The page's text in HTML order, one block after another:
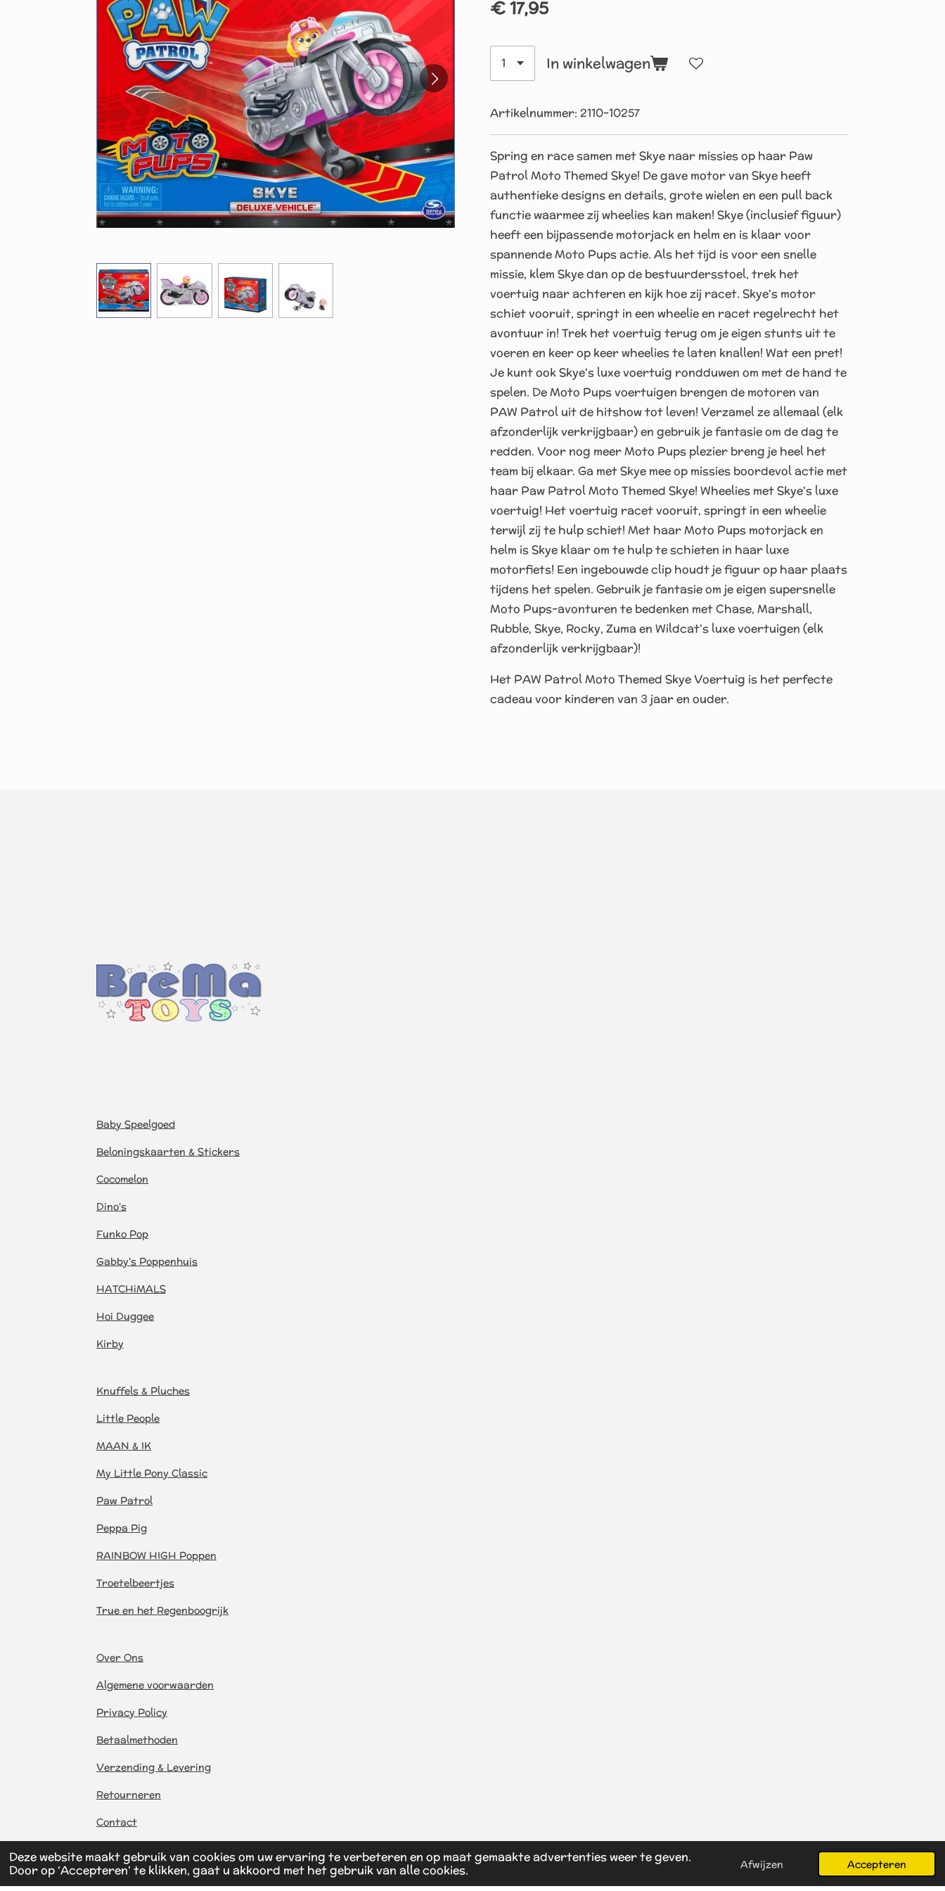
Deze website maakt gebruik van cookies om uw ervaring te verbeteren en op maat gemaakte advertenties weer te geven.
Door op ‘Accepteren’ te klikken, gaat u akkoord met het gebruik van alle cookies.
Afwijzen Accepteren
€ 17,95
In winkelwagen
Artikelnummer: 2110-10257
Spring en race samen met Skye naar missies op haar Paw
Patrol Moto Themed Skye! De gave motor van Skye heeft
authentieke designs en details, grote wielen en een pull back
functie waarmee zij wheelies kan maken! Skye (inclusief figuur)
heeft een bijpassende motorjack en helm en is klaar voor
spannende Moto Pups actie. Als het tijd is voor een snelle
missie, klem Skye dan op de bestuurdersstoel, trek het
voertuig naar achteren en kijk hoe zij racet. Skye's motor
schiet vooruit, springt in een wheelie en racet regelrecht het
avontuur in! Trek het voertuig terug om je eigen stunts uit te
voeren en keer op keer wheelies te laten knallen! Wat een pret!
Je kunt ook Skye's luxe voertuig rondduwen om met de hand te
spelen. De Moto Pups voertuigen brengen de motoren van
PAW Patrol uit de hitshow tot leven! Verzamel ze allemaal (elk
afzonderlijk verkrijgbaar) en gebruik je fantasie om de dag te
redden. Voor nog meer Moto Pups plezier breng je heel het
team bij elkaar. Ga met Skye mee op missies boordevol actie met
haar Paw Patrol Moto Themed Skye! Wheelies met Skye's luxe
voertuig! Het voertuig racet vooruit, springt in een wheelie
terwijl zij te hulp schiet! Met haar Moto Pups motorjack en
helm is Skye klaar om te hulp te schieten in haar luxe
motorfiets! Een ingebouwde clip houdt je figuur op haar plaats
tijdens het spelen. Gebruik je fantasie om je eigen supersnelle
Moto Pups-avonturen te bedenken met Chase, Marshall,
Rubble, Skye, Rocky, Zuma en Wildcat's luxe voertuigen (elk
afzonderlijk verkrijgbaar)!
Het PAW Patrol Moto Themed Skye Voertuig is het perfecte
cadeau voor kinderen van 3 jaar en ouder.
Baby Speelgoed
Beloningskaarten & Stickers
Cocomelon
Dino's
Funko Pop
Gabby's Poppenhuis
HATCHiMALS
Hoi Duggee
Kirby
Knuffels & Pluches
Little People
MAAN & IK
My Little Pony Classic
Paw Patrol
Peppa Pig
RAINBOW HIGH Poppen
Troetelbeertjes
True en het Regenboogrijk
Over Ons
Algemene voorwaarden
Privacy Policy
Betaalmethoden
Verzending & Levering
Retourneren
Contact
© 2026 BreMaToys